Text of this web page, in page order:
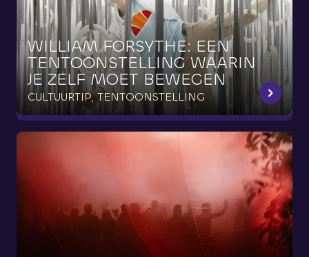
WILLIAM FORSYTHE: EEN
TENTOONSTELLING WAARIN
JE ZELF MOET BEWEGEN
CULTUURTIP, TENTOONSTELLING